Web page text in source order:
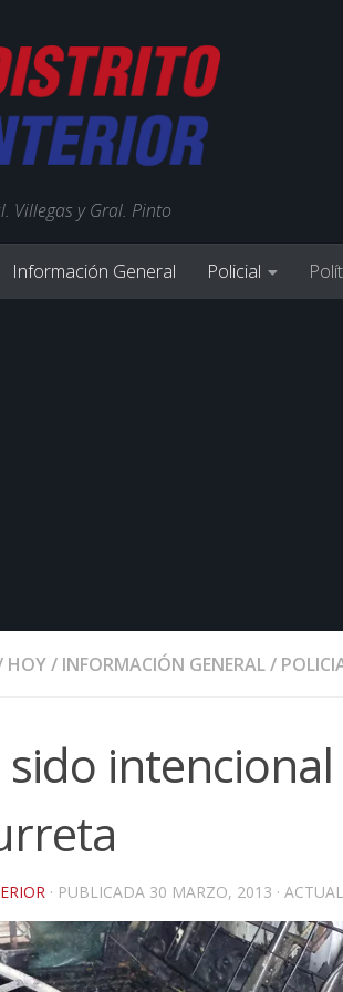
Villegas y Gral. Pinto
Información General Policial
HOY/ INFORMACIÓN GENERAL/
· PUBLICADA 30 MARZO, 2013 ·